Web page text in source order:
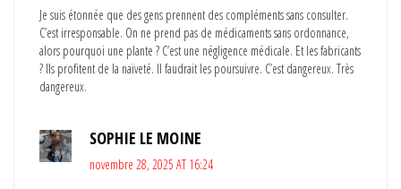
Je suis étonnée que des gens prennent des compléments sans consulter.
C’est irresponsable. On ne prend pas de médicaments sans ordonnance,
alors pourquoi une plante ? C’est une négligence médicale. Et les fabricants
? Ils profitent de la naïveté. Il faudrait les poursuivre. C’est dangereux. Très
dangereux.
SOPHIE LE MOINE
novembre 28, 2025 AT 16:24